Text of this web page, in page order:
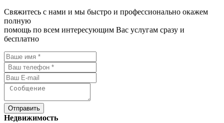
Свяжитесь с нами и мы быстро и профессионально окажем
полную
помощь по всем интересующим Вас услугам сразу и
бесплатно
Отправить
Недвижимость